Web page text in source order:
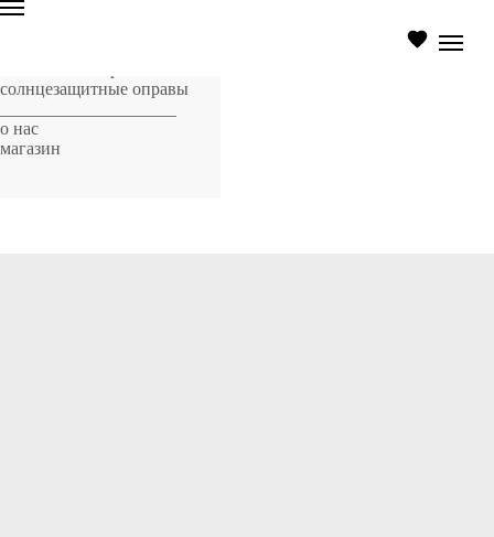
солнцезащитные оправы
о нас
магазин